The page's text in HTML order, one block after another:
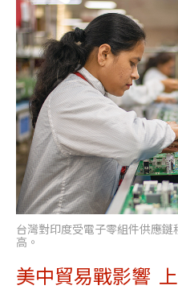
台灣對印度受電子零組件供應
高。
美中貿易戰影響